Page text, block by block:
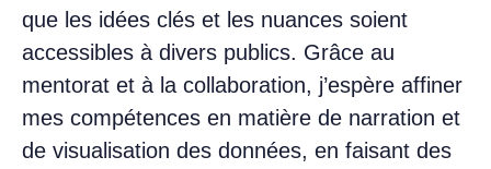
que les idées clés et les nuances soient
accessibles à divers publics. Grâce au
mentorat et à la collaboration, j’espère affiner
mes compétences en matière de narration et
de visualisation des données, en faisant des